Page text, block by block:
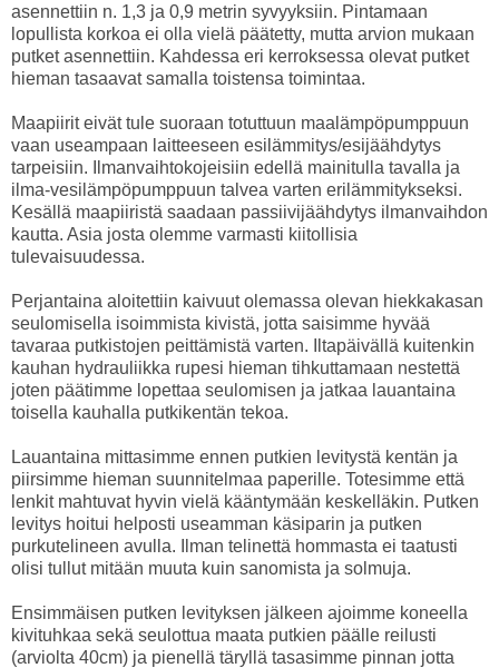
asennettiin n. 1,3 ja 0,9 metrin syvyyksiin. Pintamaan
lopullista korkoa ei olla vielä päätetty, mutta arvion mukaan
putket asennettiin. Kahdessa eri kerroksessa olevat putket
hieman tasaavat samalla toistensa toimintaa.
Maapiirit eivät tule suoraan totuttuun maalämpöpumppuun
vaan useampaan laitteeseen esilämmitys/esijäähdytys
tarpeisiin. Ilmanvaihtokojeisiin edellä mainitulla tavalla ja
ilma-vesilämpöpumppuun talvea varten erilämmitykseksi.
Kesällä maapiiristä saadaan passiivijäähdytys ilmanvaihdon
kautta. Asia josta olemme varmasti kiitollisia
tulevaisuudessa.
Perjantaina aloitettiin kaivuut olemassa olevan hiekkakasan
seulomisella isoimmista kivistä, jotta saisimme hyvää
tavaraa putkistojen peittämistä varten. Iltapäivällä kuitenkin
kauhan hydrauliikka rupesi hieman tihkuttamaan nestettä
joten päätimme lopettaa seulomisen ja jatkaa lauantaina
toisella kauhalla putkikentän tekoa.
Lauantaina mittasimme ennen putkien levitystä kentän ja
piirsimme hieman suunnitelmaa paperille. Totesimme että
lenkit mahtuvat hyvin vielä kääntymään keskelläkin. Putken
levitys hoitui helposti useamman käsiparin ja putken
purkutelineen avulla. Ilman telinettä hommasta ei taatusti
olisi tullut mitään muuta kuin sanomista ja solmuja.
Ensimmäisen putken levityksen jälkeen ajoimme koneella
kivituhkaa sekä seulottua maata putkien päälle reilusti
(arviolta 40cm) ja pienellä täryllä tasasimme pinnan jotta